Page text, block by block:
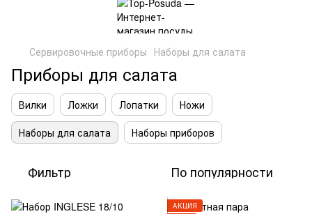
Сервировочные приборы Наборы для салата
Приборы для салата
Вилки Ложки Лопатки
Ножи
Наборы для салата
Наборы приборов
Фильтр По популярности
АКЦИЯ